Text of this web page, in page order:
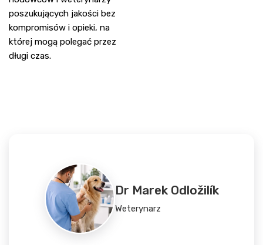
poszukujących jakości bez
kompromisów i opieki, na
której mogą polegać przez
długi czas.
Dr Marek Odložilík
Weterynarz